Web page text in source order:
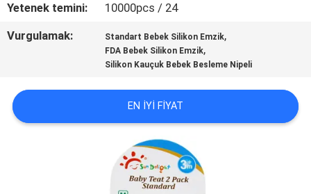
HABERLER
TÜM
SERVIS
TALEPLERI
Yetenek temini:
10000pcs / 24
Vurgulamak:
Standart Bebek Silikon Emzik,
FDA Bebek Silikon Emzik,
Silikon Kauçuk Bebek Besleme Nipeli
EN IYI FIYAT